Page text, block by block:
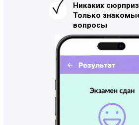
Индивидуальный маршрут
Не один путь для всех. Приложение
анализирует твои ответы и ведёт именно тебя
— по твоим слабым местам.
Формат точно как в ГИБДД
Никаких сюрпризов на экзамене — ты уже
знаешь, как это выглядит и сколько
Задай любой вопрос — получи ответ сразу. Не
нужно ждать преподавателя или искать в гугле.